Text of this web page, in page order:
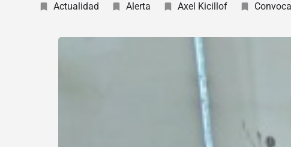
Actualidad Alerta Axel Kicillof